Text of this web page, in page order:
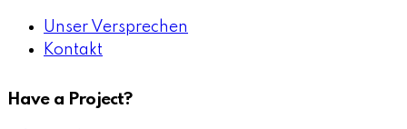
Unser Versprechen
Kontakt
Have a Project?